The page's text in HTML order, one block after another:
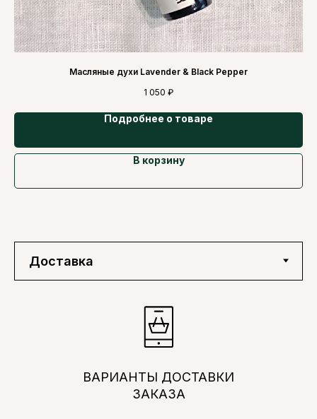
Масляные духи Lavender & Black Pepper
1 050 ₽
Подробнее о товаре
В корзину
ВАРИАНТЫ ДОСТАВКИ
ЗАКАЗА